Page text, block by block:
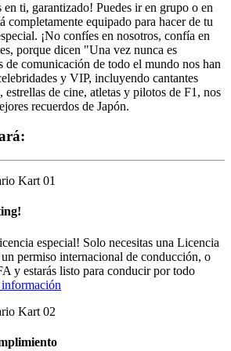
en ti, garantizado! Puedes ir en grupo o en
completamente equipado para hacer de tu
¡No confíes en nosotros, confía en
porque dicen "Una vez nunca es
comunicación de todo el mundo nos han
y VIP, incluyendo cantantes
estrellas de cine, atletas y pilotos de F1, nos
recuerdos de Japón.
01
especial! Solo necesitas una Licencia
permiso internacional de conducción, o
y estarás listo para conducir por todo
información
02